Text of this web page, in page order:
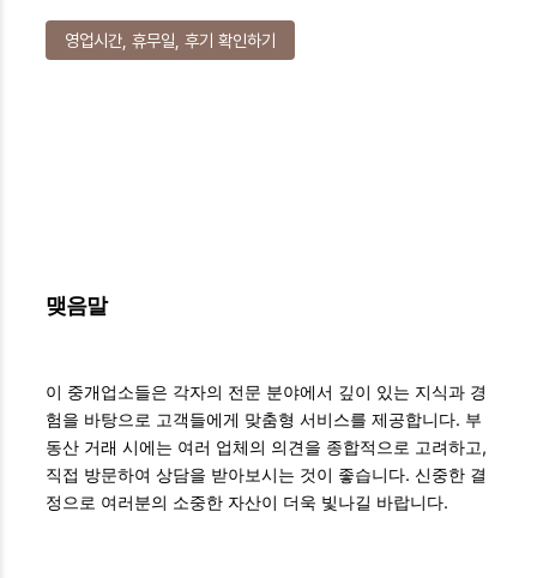
영업시간, 휴무일, 후기 확인하기
맺음말
이 중개업소들은 각자의 전문 분야에서 깊이 있는 지식과 경
험을 바탕으로 고객들에게 맞춤형 서비스를 제공합니다. 부
동산 거래 시에는 여러 업체의 의견을 종합적으로 고려하고,
직접 방문하여 상담을 받아보시는 것이 좋습니다. 신중한 결
정으로 여러분의 소중한 자산이 더욱 빛나길 바랍니다.